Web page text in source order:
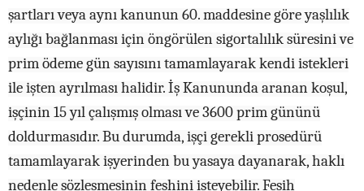
şartları veya aynı kanunun 60. maddesine göre yaşlılık
aylığı bağlanması için öngörülen sigortalılık süresini ve
prim ödeme gün sayısını tamamlayarak kendi istekleri
ile işten ayrılması halidir. İş Kanununda aranan koşul,
işçinin 15 yıl çalışmış olması ve 3600 prim gününü
doldurmasıdır. Bu durumda, işçi gerekli prosedürü
tamamlayarak işyerinden bu yasaya dayanarak, haklı
nedenle sözleşmesinin feshini isteyebilir. Fesih